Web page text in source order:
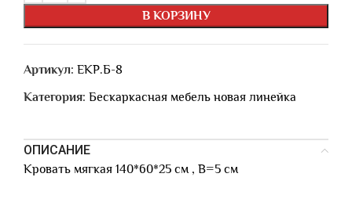
В КОРЗИНУ
Артикул: ЕКР.Б-8
Категория: Бескаркасная мебель новая линейка
ОПИСАНИЕ
Кровать мягкая 140*60*25 см , В=5 см